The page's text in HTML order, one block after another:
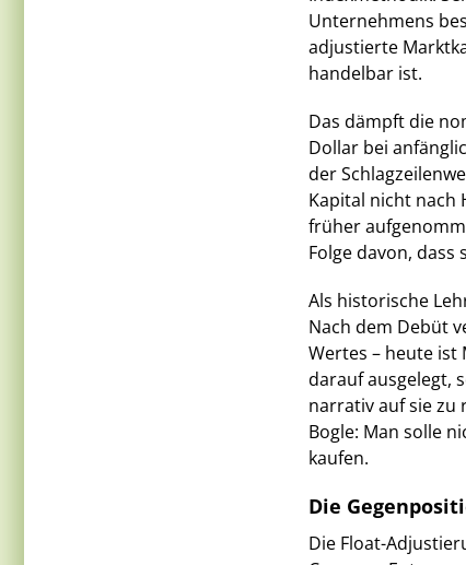
Unternehmens
adjustierte
handelbar ist.
Das dämpft die
Dollar bei
der
Kapital nicht nach
früher
Folge davon,
Als historische
Nach dem Debüt
Wertes – heute ist
darauf ausgelegt,
narrativ auf sie zu
Bogle: Man solle
kaufen.
Die
Die Float-